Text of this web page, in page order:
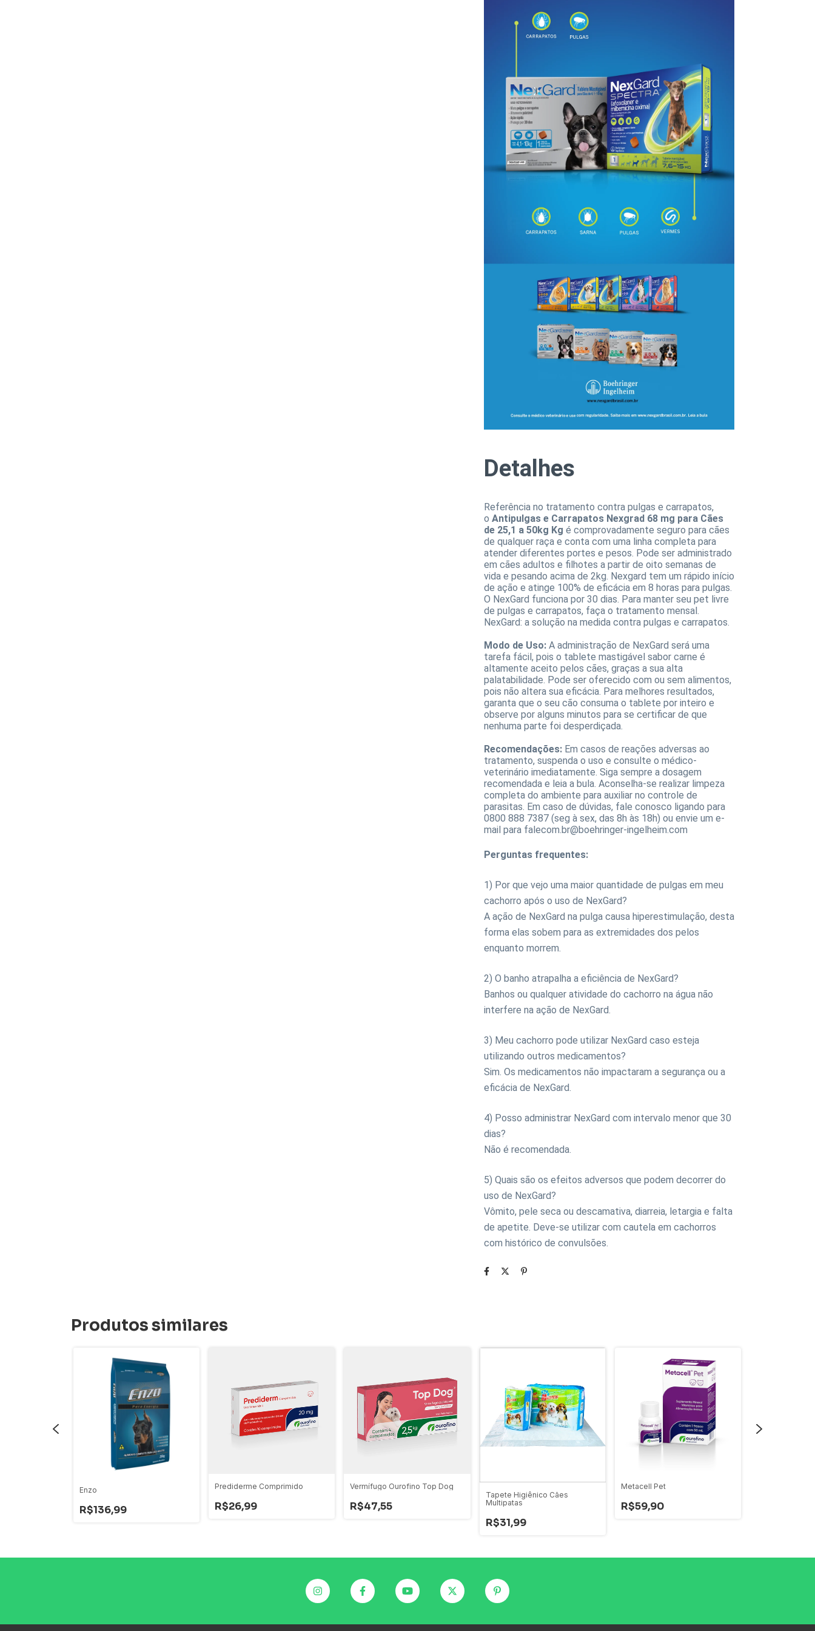
Detalhes
Referência no tratamento contra pulgas e carrapatos,
o Antipulgas e Carrapatos Nexgrad 68 mg para Cães
de 25,1 a 50kg Kg é comprovadamente seguro para cães
de qualquer raça e conta com uma linha completa para
atender diferentes portes e pesos. Pode ser administrado
em cães adultos e filhotes a partir de oito semanas de
vida e pesando acima de 2kg. Nexgard tem um rápido início
de ação e atinge 100% de eficácia em 8 horas para pulgas.
O NexGard funciona por 30 dias. Para manter seu pet livre
de pulgas e carrapatos, faça o tratamento mensal.
NexGard: a solução na medida contra pulgas e carrapatos.
Modo de Uso: A administração de NexGard será uma
tarefa fácil, pois o tablete mastigável sabor carne é
altamente aceito pelos cães, graças a sua alta
palatabilidade. Pode ser oferecido com ou sem alimentos,
pois não altera sua eficácia. Para melhores resultados,
garanta que o seu cão consuma o tablete por inteiro e
observe por alguns minutos para se certificar de que
nenhuma parte foi desperdiçada.
Recomendações: Em casos de reações adversas ao
tratamento, suspenda o uso e consulte o médico-
veterinário imediatamente. Siga sempre a dosagem
recomendada e leia a bula. Aconselha-se realizar limpeza
completa do ambiente para auxiliar no controle de
parasitas. Em caso de dúvidas, fale conosco ligando para
0800 888 7387 (seg à sex, das 8h às 18h) ou envie um e-
mail para falecom.br@boehringer-ingelheim.com
Perguntas frequentes:
1) Por que vejo uma maior quantidade de pulgas em meu
cachorro após o uso de NexGard?
A ação de NexGard na pulga causa hiperestimulação, desta
forma elas sobem para as extremidades dos pelos
enquanto morrem.
2) O banho atrapalha a eficiência de NexGard?
Banhos ou qualquer atividade do cachorro na água não
interfere na ação de NexGard.
3) Meu cachorro pode utilizar NexGard caso esteja
utilizando outros medicamentos?
Sim. Os medicamentos não impactaram a segurança ou a
eficácia de NexGard.
4) Posso administrar NexGard com intervalo menor que 30
dias?
Não é recomendada.
5) Quais são os efeitos adversos que podem decorrer do
uso de NexGard?
Vômito, pele seca ou descamativa, diarreia, letargia e falta
de apetite. Deve-se utilizar com cautela em cachorros
com histórico de convulsões.
Produtos similares
Enzo
R$136,99
Prediderme Comprimido
R$26,99
Vermífugo Ourofino Top Dog
R$47,55
Tapete Higiênico Cães
Multipatas
R$31,99
Metacell Pet
R$59,90